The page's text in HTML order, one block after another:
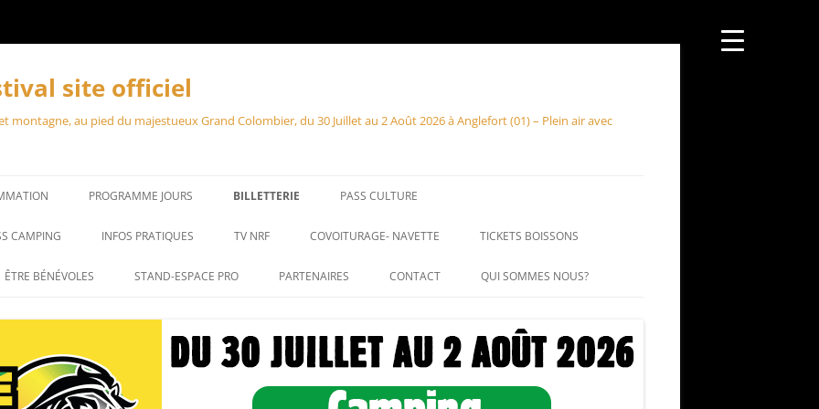
site officiel
et montagne, au pied du majestueux Grand Colombier, du 30 Juillet au 2 Août 2026 à Anglefort (01) – Plein air avec
PROGRAMME JOURS BILLETTERIE PASS CULTURE
CAMPING INFOS PRATIQUES TV NRF COVOITURAGE- NAVETTE TICKETS BOISSONS
ÊTRE BÉNÉVOLES STAND-ESPACE PRO
ACCRÉDITATION PRO
ACCRÉDITATIONS PRESSE
PARTENAIRES CONTACT QUI SOMMES NOUS?